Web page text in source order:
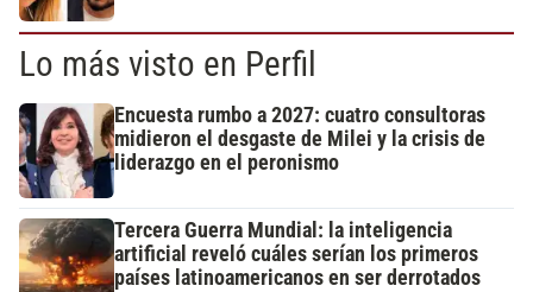
Lo más visto en Perfil
Encuesta rumbo a 2027: cuatro consultoras
midieron el desgaste de Milei y la crisis de
liderazgo en el peronismo
Tercera Guerra Mundial: la inteligencia
artificial reveló cuáles serían los primeros
países latinoamericanos en ser derrotados